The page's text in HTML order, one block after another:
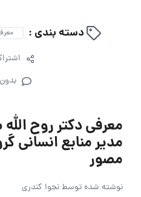
دسته بندی :
معرفی دکتر روح
مدیر منابع انسانی
مصور
نوشته شده توسطنجوا کندری